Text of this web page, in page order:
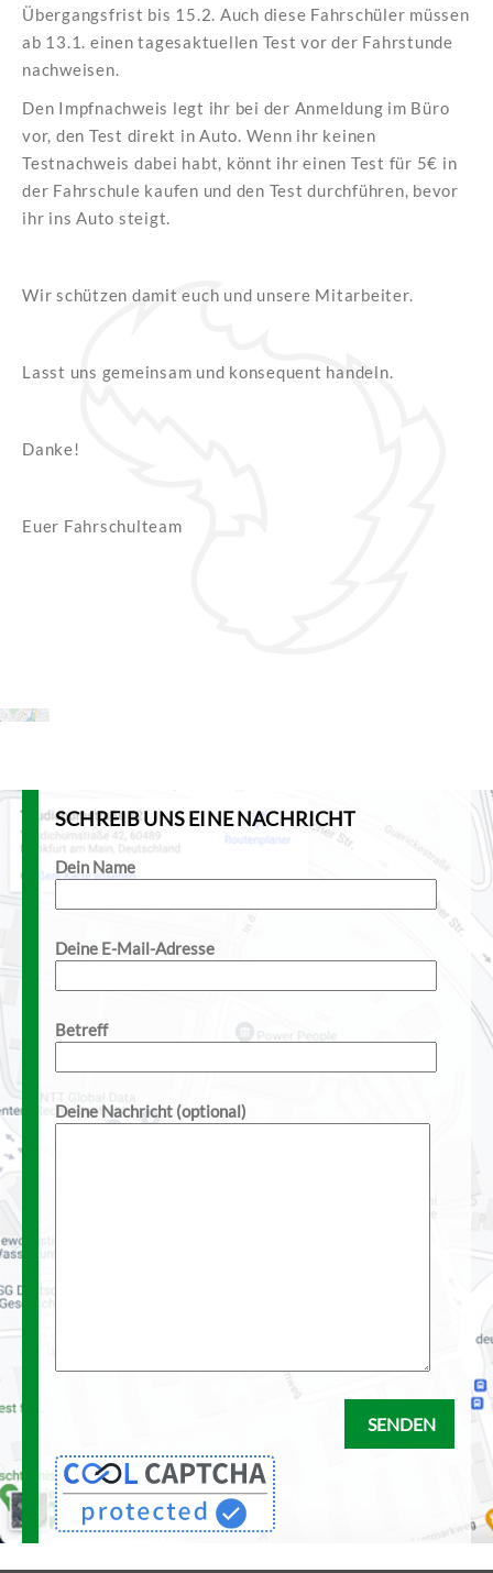
Übergangsfrist bis 15.2. Auch diese Fahrschüler müssen
ab 13.1. einen tagesaktuellen Test vor der Fahrstunde
nachweisen.
Den Impfnachweis legt ihr bei der Anmeldung im Büro
vor, den Test direkt in Auto. Wenn ihr keinen
Testnachweis dabei habt, könnt ihr einen Test für 5€ in
der Fahrschule kaufen und den Test durchführen, bevor
ihr ins Auto steigt.
Wir schützen damit euch und unsere Mitarbeiter.
Lasst uns gemeinsam und konsequent handeln.
Danke!
Euer Fahrschulteam
SCHREIB UNS EINE NACHRICHT
Dein Name
Deine E-Mail-Adresse
Betreff
Deine Nachricht (optional)